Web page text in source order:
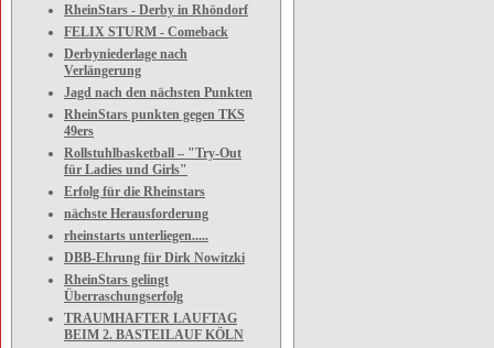
RheinStars - Derby in Rhöndorf
FELIX STURM - Comeback
Derbyniederlage nach
Verlängerung
Jagd nach den nächsten Punkten
RheinStars punkten gegen TKS
49ers
Rollstuhlbasketball – "Try-Out
für Ladies und Girls"
Erfolg für die Rheinstars
nächste Herausforderung
rheinstarts unterliegen.....
DBB-Ehrung für Dirk Nowitzki
RheinStars gelingt
Überraschungserfolg
TRAUMHAFTER LAUFTAG
BEIM 2. BASTEILAUF KÖLN